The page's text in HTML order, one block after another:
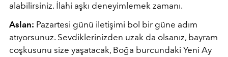
alabilirsiniz. İlahi aşkı deneyimlemek zamanı.
Aslan: Pazartesi günü iletişimi bol bir güne adım
atıyorsunuz. Sevdiklerinizden uzak da olsanız, bayram
coşkusunu size yaşatacak, Boğa burcundaki Yeni Ay